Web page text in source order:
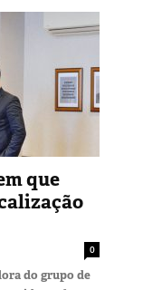
que
0
do grupo de